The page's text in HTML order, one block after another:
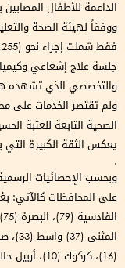
الداعمة للأطفال
ووفقاً لهيئة الصحة
جلسة علاج إشعاعي
والتخصصي الذي تشهده
ولم تقتصر الخدمات على
يعكس الثقة الكبيرة التي
.
وبحسب الإحصائيات
(16)، كركوك (10)، أربيل حالتان، ودهوك حالة واحدة .